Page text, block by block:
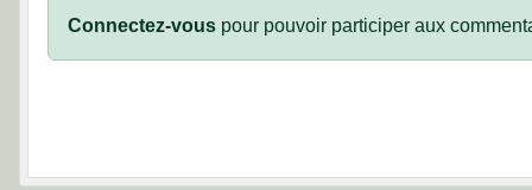
Connectez-vous pour pouvoir participer aux